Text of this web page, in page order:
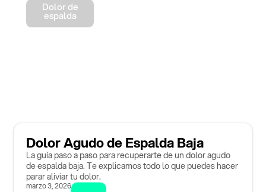
Dolor de
espalda
Dolor Agudo de Espalda Baja
La guía paso a paso para recuperarte de un dolor agudo
de espalda baja. Te explicamos todo lo que puedes hacer
parar aliviar tu dolor.
marzo 3, 2026